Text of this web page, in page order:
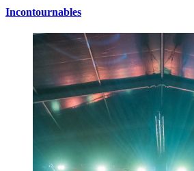
Incontournables